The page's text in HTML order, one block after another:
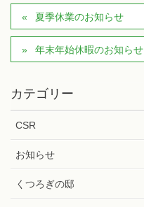
夏季休業のお知らせ
年末年始休暇のお知らせ
カテゴリー
CSR
お知らせ
くつろぎの邸